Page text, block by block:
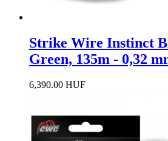
Strike Wire Instinct
Green, 135m - 0,32
6,390.00 HUF